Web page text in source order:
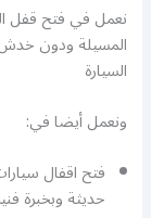
نعمل في فتح قفل
المسيلة ودون خدش
السيارة
ونعمل أيضا في:
فتح اقفال
حديثة وبخبرة